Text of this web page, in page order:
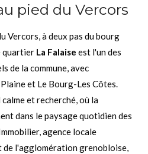
pied du Vercors
Vercors, à deux pas du bourg
quartier La Falaise est l'un des
de la commune, avec
et Le Bourg-Les Côtes.
et recherché, où la
dans le paysage quotidien des
agence locale
de l'agglomération grenobloise,